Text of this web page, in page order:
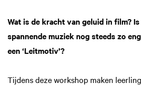
Wat is de kracht van geluid in film?
spannende muziek nog steeds zo
een ‘Leitmotiv’?
Tijdens deze workshop maken